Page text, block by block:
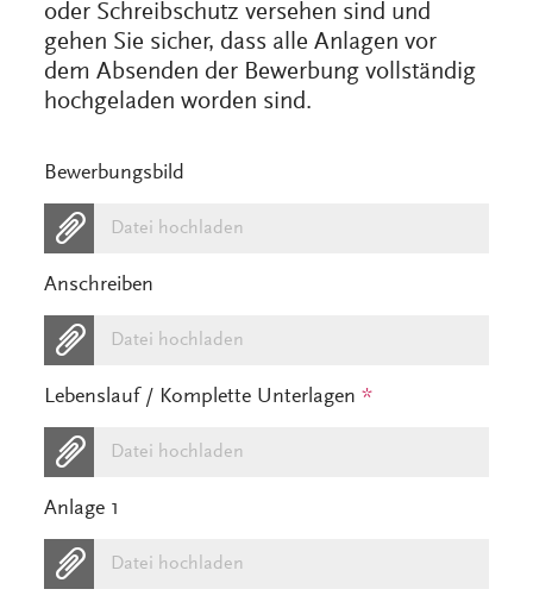
oder Schreibschutz versehen sind und
gehen Sie sicher, dass alle Anlagen vor
dem Absenden der Bewerbung vollständig
hochgeladen worden sind.
Bewerbungsbild
Datei hochladen
Anschreiben
Datei hochladen
Lebenslauf / Komplette Unterlagen*
Datei hochladen
Anlage 1
Datei hochladen